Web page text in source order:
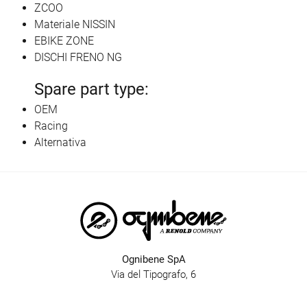
ZCOO
Materiale NISSIN
EBIKE ZONE
DISCHI FRENO NG
Spare part type:
OEM
Racing
Alternativa
Ognibene SpA
Via del Tipografo, 6